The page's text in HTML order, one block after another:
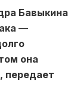
Бавыкина
—
она
передает